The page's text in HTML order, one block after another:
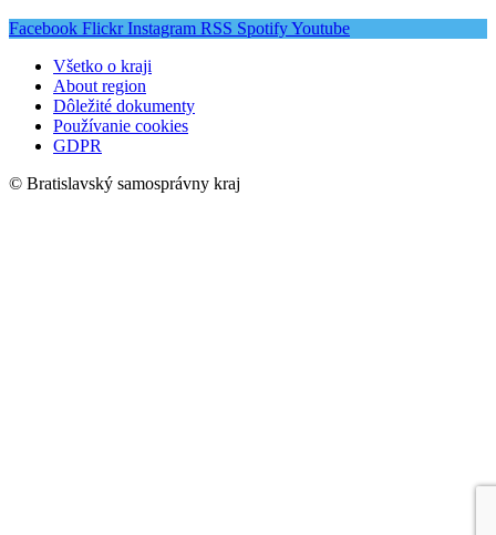
Facebook Flickr Instagram RSS SpotifyYoutube
Všetko o kraji
About region
Dôležité dokumenty
Používanie cookies
GDPR
© Bratislavský samosprávny kraj